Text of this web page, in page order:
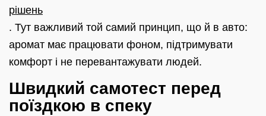
рішень
. Тут важливий той самий принцип, що й в авто:
аромат має працювати фоном, підтримувати
комфорт і не перевантажувати людей.
Швидкий самотест перед
поїздкою в спеку